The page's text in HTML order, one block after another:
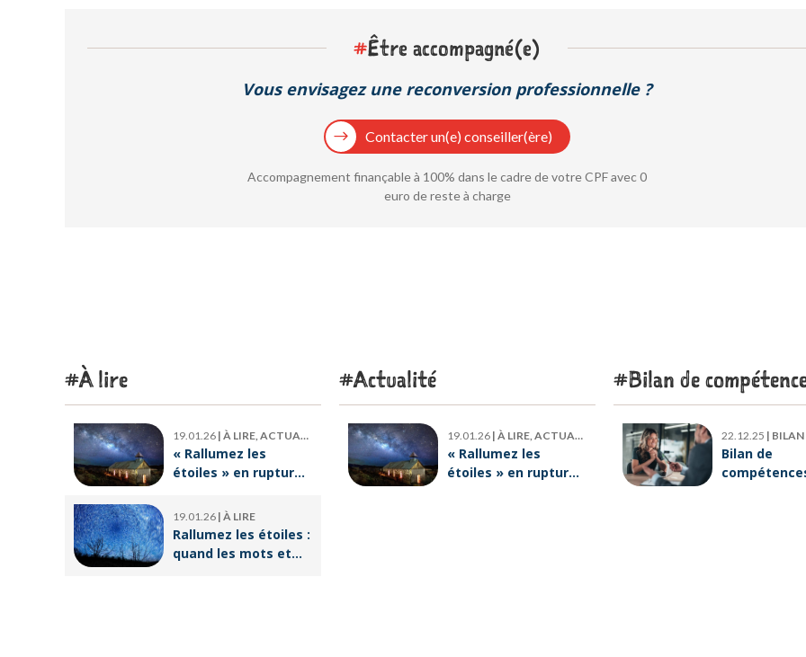
#Être accompagné(e)
Vous envisagez une reconversion professionnelle ?
Contacter un(e) conseiller(ère)
Accompagnement finançable à 100% dans le cadre de votre CPF avec 0
euro de reste à charge
À lire
19.01.26 | À LIRE, ACTUALITÉ
« Rallumez les
étoiles » en rupture
le livre d’Emeric
Lebreton dès
maintenant ?
19.01.26 | À LIRE
Rallumez les étoiles :
quand les mots et
Actualité
19.01.26 | À LIRE, ACTUALITÉ
« Rallumez les
étoiles » en rupture
Bilan de
22.12.25 | BILAN DE
Bilan de